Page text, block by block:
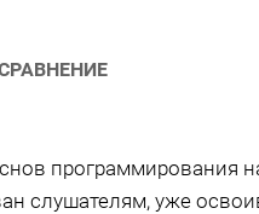
программирования
слушателям, уже